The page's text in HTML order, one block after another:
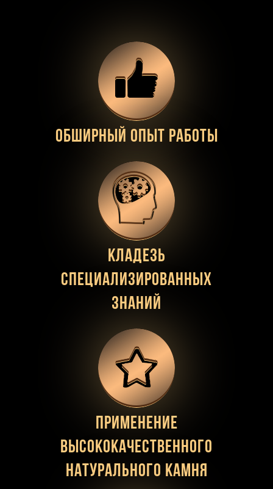
Обширный опыт работы
Кладезь
специализированных
знаний
Применение
высококачественного
натурального камня